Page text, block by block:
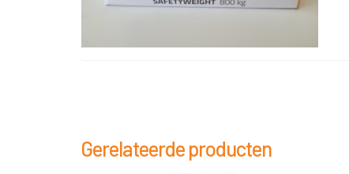
Gerelateerde producten